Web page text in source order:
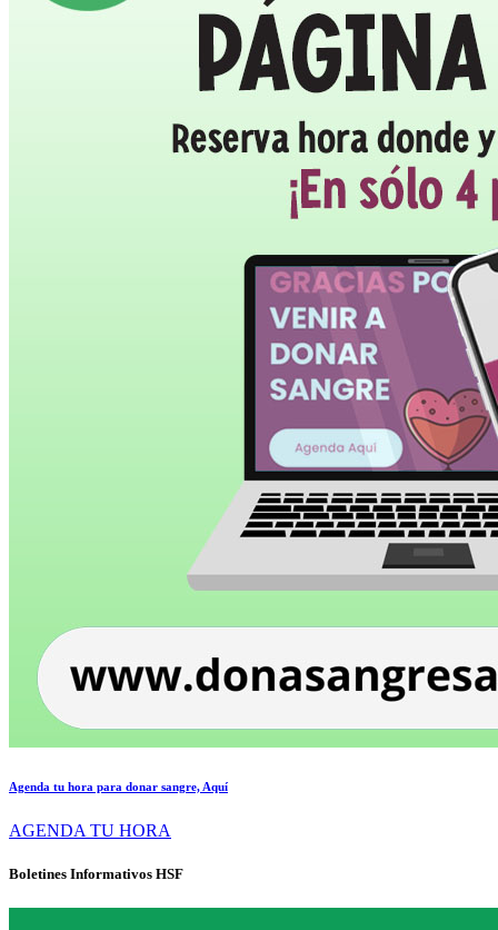
Agenda tu hora para donar sangre, Aquí
AGENDA TU HORA
Boletines Informativos HSF